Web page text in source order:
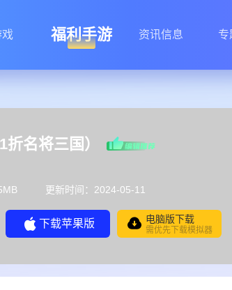
戏 福利手游 资讯信息 专
名将三国）
更新时间：2024-05-11
下载苹果版 电脑版下载
需优先下载模拟器